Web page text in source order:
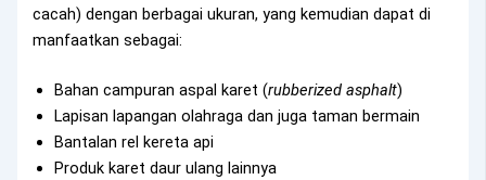
cacah) dengan berbagai ukuran, yang kemudian dapat di
manfaatkan sebagai:
Bahan campuran aspal karet (rubberized asphalt)
Lapisan lapangan olahraga dan juga taman bermain
Bantalan rel kereta api
Produk karet daur ulang lainnya